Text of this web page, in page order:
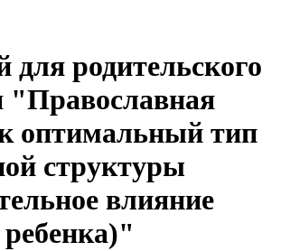
для родительского
"Православная
оптимальный тип
структуры
влияние